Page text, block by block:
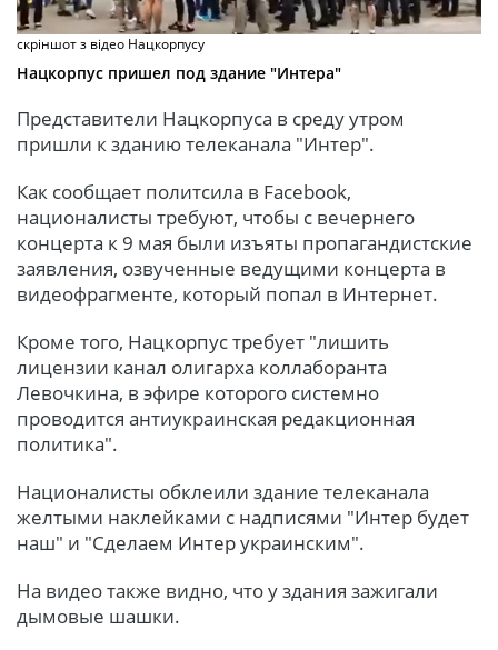
скріншот з відео Нацкорпусу
Нацкорпус пришел под здание "Интера"
Представители Нацкорпуса в среду утром
пришли к зданию телеканала "Интер".
Как сообщает политсила в Facebook,
националисты требуют, чтобы с вечернего
концерта к 9 мая были изъяты пропагандистские
заявления, озвученные ведущими концерта в
видеофрагменте, который попал в Интернет.
Кроме того, Нацкорпус требует "лишить
лицензии канал олигарха коллаборанта
Левочкина, в эфире которого системно
проводится антиукраинская редакционная
политика".
Националисты обклеили здание телеканала
желтыми наклейками с надписями "Интер будет
наш" и "Сделаем Интер украинским".
На видео также видно, что у здания зажигали
дымовые шашки.